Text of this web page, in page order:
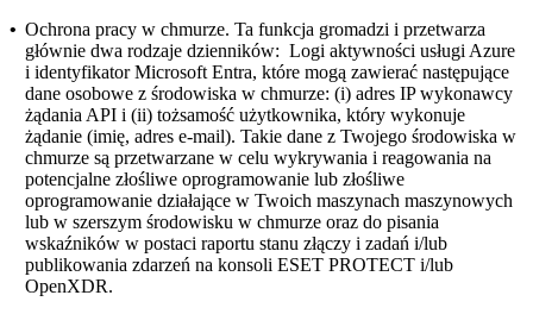
• Ochrona pracy w chmurze. Ta funkcja gromadzi i przetwarza
głównie dwa rodzaje dzienników: Logi aktywności usługi Azure
i identyfikator Microsoft Entra, które mogą zawierać następujące
dane osobowe z środowiska w chmurze: (i) adres IP wykonawcy
żądania API i (ii) tożsamość użytkownika, który wykonuje
żądanie (imię, adres e-mail). Takie dane z Twojego środowiska w
chmurze są przetwarzane w celu wykrywania i reagowania na
potencjalne złośliwe oprogramowanie lub złośliwe
oprogramowanie działające w Twoich maszynach maszynowych
lub w szerszym środowisku w chmurze oraz do pisania
wskaźników w postaci raportu stanu złączy i zadań i/lub
publikowania zdarzeń na konsoli ESET PROTECT i/lub
OpenXDR.